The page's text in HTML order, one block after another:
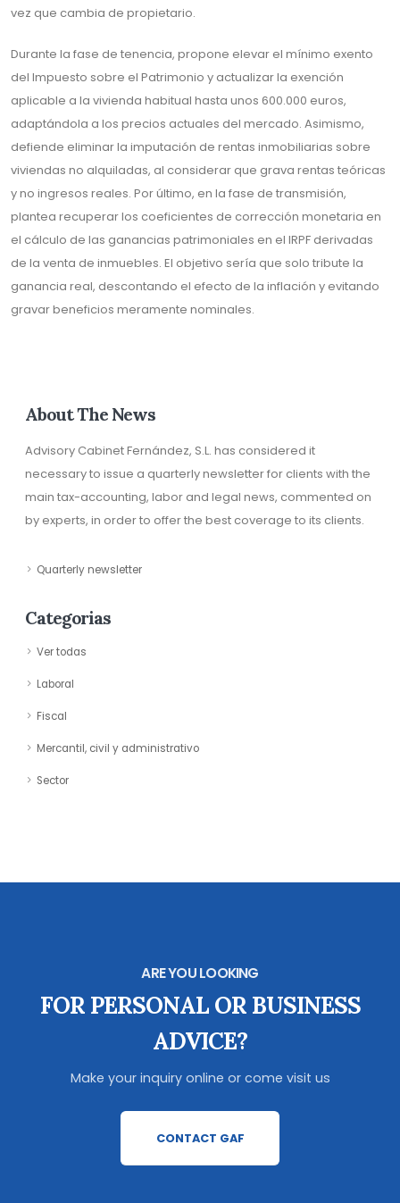
vez que cambia de propietario.
Durante la fase de tenencia, propone elevar el mínimo exento
del Impuesto sobre el Patrimonio y actualizar la exención
aplicable a la vivienda habitual hasta unos 600.000 euros,
adaptándola a los precios actuales del mercado. Asimismo,
defiende eliminar la imputación de rentas inmobiliarias sobre
viviendas no alquiladas, al considerar que grava rentas teóricas
y no ingresos reales. Por último, en la fase de transmisión,
plantea recuperar los coeficientes de corrección monetaria en
el cálculo de las ganancias patrimoniales en el IRPF derivadas
de la venta de inmuebles. El objetivo sería que solo tribute la
ganancia real, descontando el efecto de la inflación y evitando
gravar beneficios meramente nominales.
About The News
Advisory Cabinet Fernández, S.L. has considered it
necessary to issue a quarterly newsletter for clients with the
main tax-accounting, labor and legal news, commented on
by experts, in order to offer the best coverage to its clients.
Quarterly newsletter
Categorias
Ver todas
Laboral
Fiscal
Mercantil, civil y administrativo
Sector
ARE YOU LOOKING
FOR PERSONAL OR BUSINESS
ADVICE?
Make your inquiry online or come visit us
CONTACT GAF